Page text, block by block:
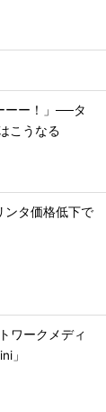
ーー！」──タ
こうなる
タ価格低下で
ワークメディ
」